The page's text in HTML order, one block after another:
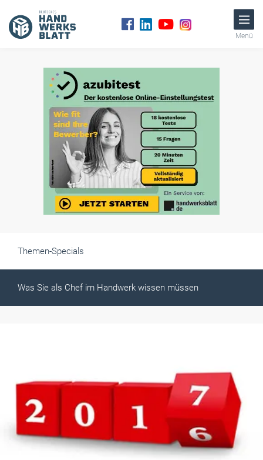
Menü
Themen-Specials
Was Sie als Chef im Handwerk wissen müssen